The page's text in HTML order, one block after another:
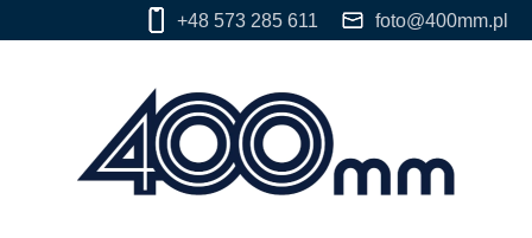
+48 573 285 611 foto@400mm.pl